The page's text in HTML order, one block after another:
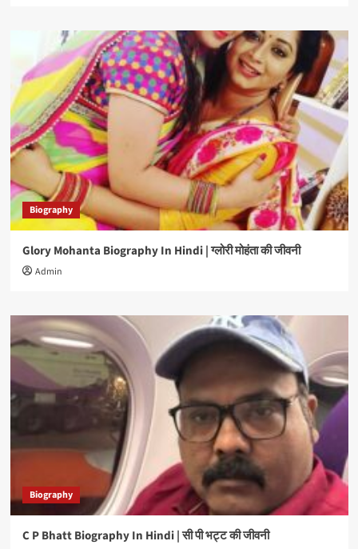
Biography
Glory Mohanta Biography In Hindi | ग्लोरी मोहंता की जीवनी
Admin
Biography
C P Bhatt Biography In Hindi | सी पी भट्ट की जीवनी